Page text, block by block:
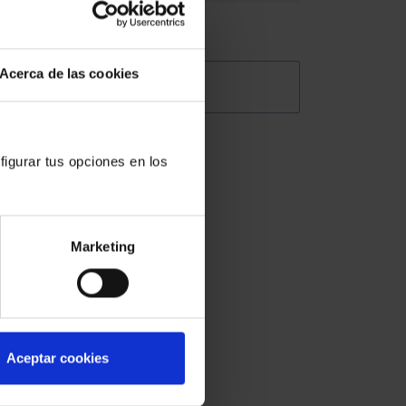
Acerca de las cookies
tus opciones en los
Marketing
Aceptar cookies
en
los